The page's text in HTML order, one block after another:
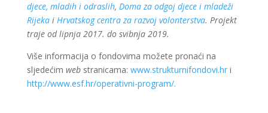
djece, mladih i odraslih, Doma za odgoj djece i mladeži
Rijeka i Hrvatskog centra za razvoj volonterstva. Projekt
traje od lipnja 2017. do svibnja 2019.
Više informacija o fondovima možete pronaći na
sljedećim webstranicama: www.strukturnifondovi.hri
http://www.esf.hr/operativni-program/.